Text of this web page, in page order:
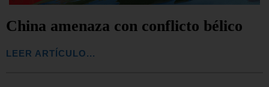
China amenaza con conflicto bélico
LEER ARTÍCULO...